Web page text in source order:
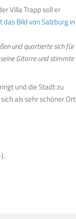
Villa Trapp soll er
Bild von Salzburg in
und quartierte sich für
Gitarre und stimmte
und die Stadt zu
als sehr schöner Ort